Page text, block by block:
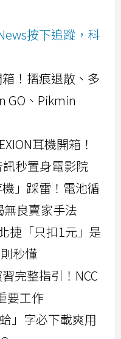
按下追蹤，科
！摺痕退散、多
GO、Pikmin
耳機開箱！
秒置身電影院
」踩雷！電池循
良賣家手法
捷「只扣1元」是
秒懂
完整指引！NCC
要工作
」字必下載爽用